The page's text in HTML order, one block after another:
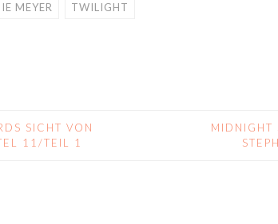
MEYER TWILIGHT
SICHT VON
11/TEIL 1
MIDNIGHT